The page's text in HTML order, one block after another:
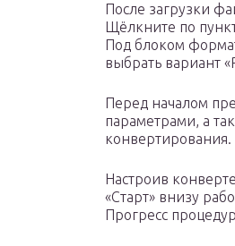
После загрузки
Щёлкните по
Под блоком
выбрать вариант
Перед началом
параметрами, а
конвертирования.
Настроив
«Старт» внизу
Прогресс